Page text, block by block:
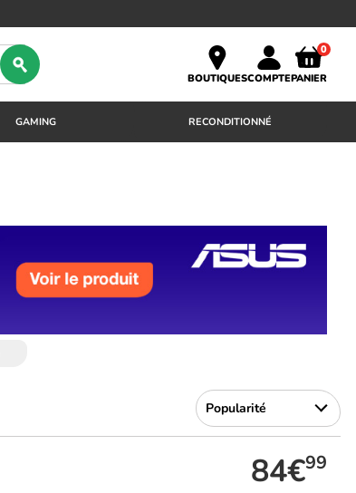
BOUTIQUESCOMPTE
0
PANIER
GAMING RECONDITIONNÉ
84€99